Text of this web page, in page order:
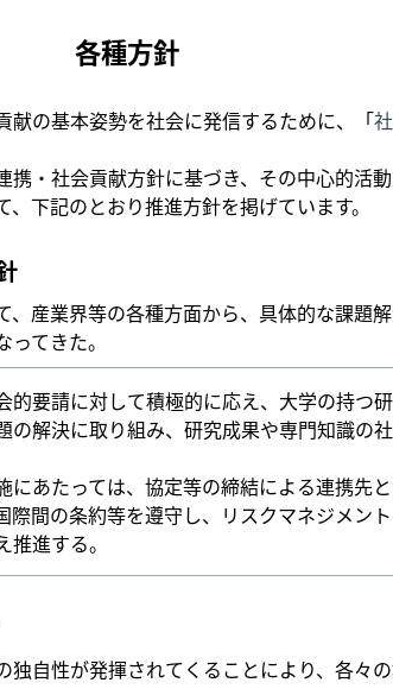
各種方針
の基本姿勢を社会に発信するために、「
・社会貢献方針に基づき、その中心的活
下記のとおり推進方針を掲げています。
、産業界等の各種方面から、具体的な課題
てきた。
的要請に対して積極的に応え、大学の持つ
の解決に取り組み、研究成果や専門知識の
にあたっては、協定等の締結による連携先
際間の条約等を遵守し、リスクマネジメン
進する。
独自性が発揮されてくることにより、各々